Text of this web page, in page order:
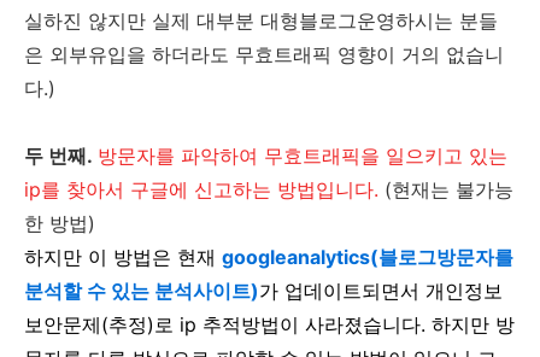
실하진 않지만 실제 대부분 대형블로그운영하시는 분들
은 외부유입을 하더라도 무효트래픽 영향이 거의 없습니
다.)
두 번째. 방문자를 파악하여 무효트래픽을 일으키고 있는
ip를 찾아서 구글에 신고하는 방법입니다. (현재는 불가능
한 방법)
하지만 이 방법은 현재 googleanalytics(블로그방문자를
분석할 수 있는 분석사이트)가 업데이트되면서 개인정보
보안문제(추정)로 ip 추적방법이 사라졌습니다. 하지만 방